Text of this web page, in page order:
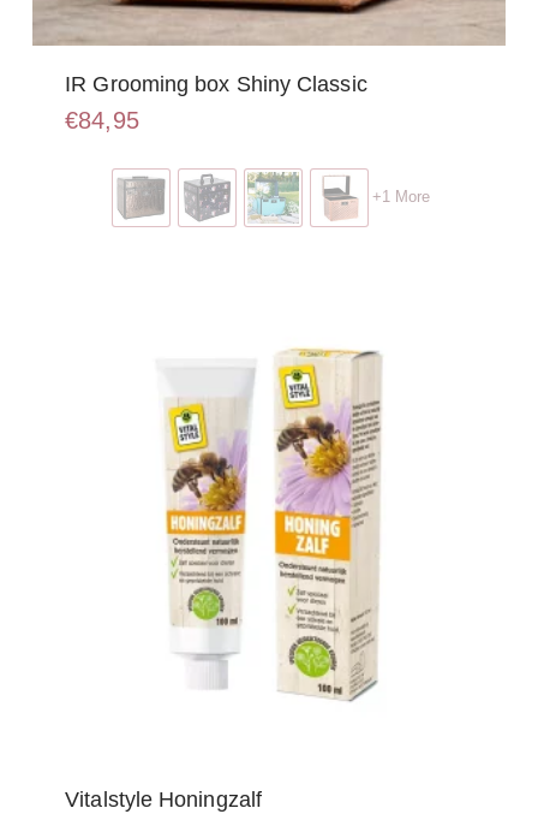
IR Grooming box Shiny Classic
€84,95
product
meerdere
productpagina
+1 More
Vitalstyle Honingzalf